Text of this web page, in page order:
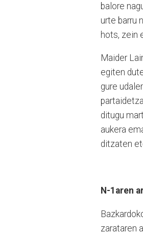
balore
urte barru
hots, zein
Maider
egiten
gure
ditugu
aukera
ditzaten
N-1aren
zarataren